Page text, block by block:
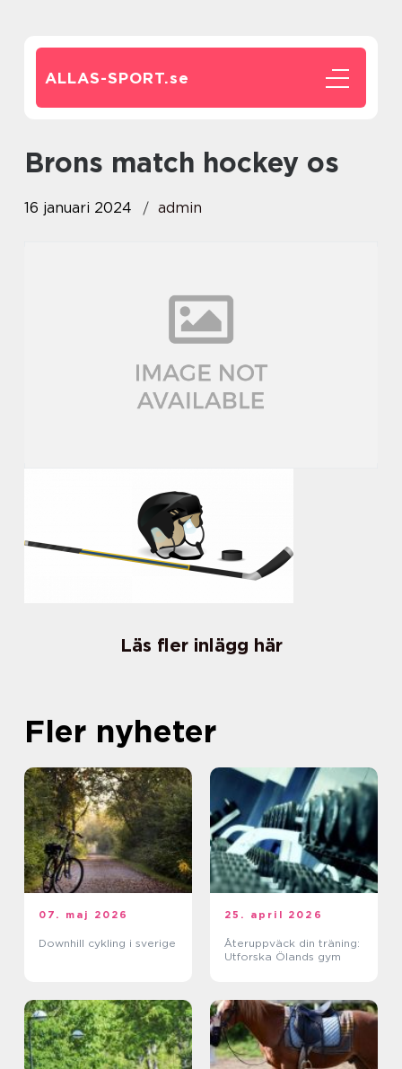
ALLAS-SPORT.se
brons match hockey os
16 januari 2024 admin
Läs fler inlägg här
Fler nyheter
07. maj 2026
Downhill cykling i sverige
25. april 2026
Återuppväck din träning:
Utforska Ölands gym